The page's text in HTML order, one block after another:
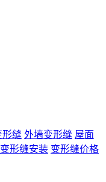
形缝 外墙变形缝 屋面
变形缝安装 变形缝价格